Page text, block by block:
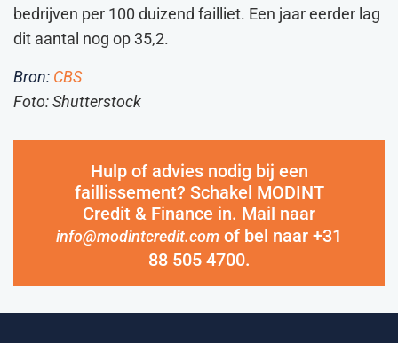
bedrijven per 100 duizend failliet. Een jaar eerder lag
dit aantal nog op 35,2.
Bron: CBS
Foto: Shutterstock
Hulp of advies nodig bij een
faillissement? Schakel MODINT
Credit & Finance in. Mail naar
info@modintcredit.com of bel naar +31
88 505 4700.